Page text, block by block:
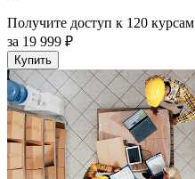
Получите доступ к 120 курсам
за 19 999 ₽
Купить